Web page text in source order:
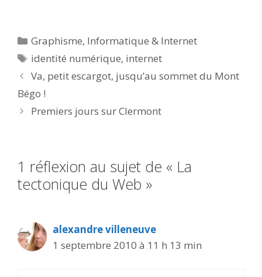
Catégories
Graphisme, Informatique & Internet
Étiquettes
identité numérique, internet
Va, petit escargot, jusqu’au sommet du Mont
Bégo !
Premiers jours sur Clermont
1 réflexion au sujet de « La
tectonique du Web »
alexandre villeneuve
1 septembre 2010 à 11 h 13 min